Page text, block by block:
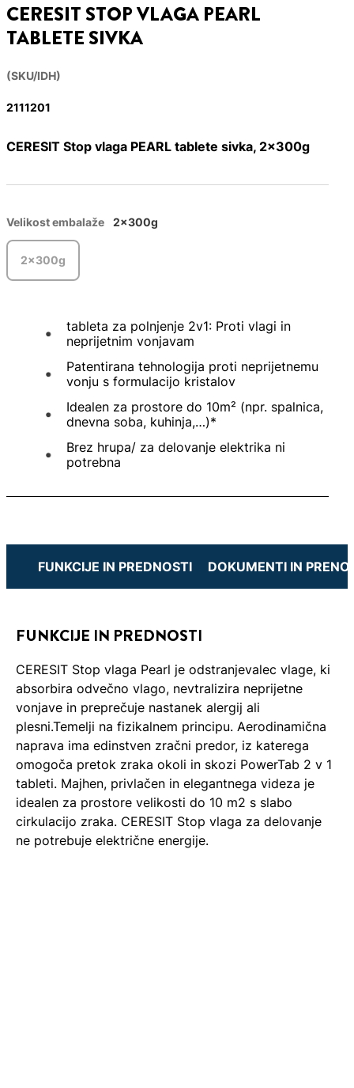
CERESIT STOP VLAGA PEARL
TABLETE SIVKA
(SKU/IDH)
2111201
CERESIT Stop vlaga PEARL tablete sivka, 2x300g
Velikost embalaže 2x300g
2x300g
tableta za polnjenje 2v1: Proti vlagi in
neprijetnim vonjavam
Patentirana tehnologija proti neprijetnemu
vonju s formulacijo kristalov
Idealen za prostore do 10m² (npr. spalnica,
dnevna soba, kuhinja,…)*
Brez hrupa/ za delovanje elektrika ni
potrebna
FUNKCIJE IN PREDNOSTI DOKUMENTI IN
FUNKCIJE IN PREDNOSTI
CERESIT Stop vlaga Pearl je odstranjevalec vlage, ki
absorbira odvečno vlago, nevtralizira neprijetne
vonjave in preprečuje nastanek alergij ali
plesni.Temelji na fizikalnem principu. Aerodinamična
naprava ima edinstven zračni predor, iz katerega
omogoča pretok zraka okoli in skozi PowerTab 2 v 1
tableti. Majhen, privlačen in elegantnega videza je
idealen za prostore velikosti do 10 m2 s slabo
cirkulacijo zraka. CERESIT Stop vlaga za delovanje
ne potrebuje električne energije.